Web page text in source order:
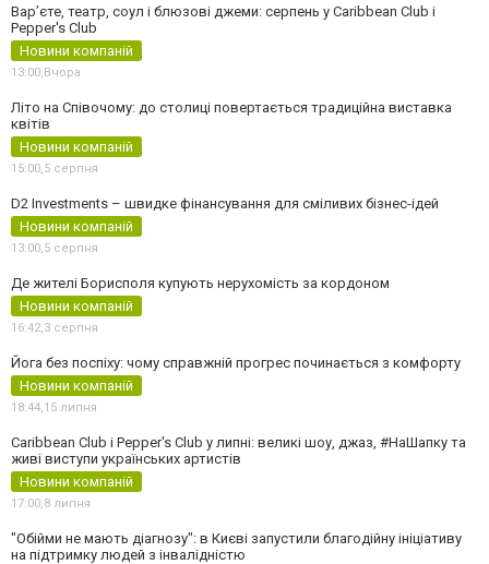
Вар’єте, театр, соул і блюзові джеми: серпень у Caribbean Club і
Pepper's Club
Новини компаній
13:00,Вчора
Літо на Співочому: до столиці повертається традиційна виставка
квітів
Новини компаній
15:00,5 серпня
D2 Investments – швидке фінансування для сміливих бізнес-ідей
Новини компаній
13:00,5 серпня
Де жителі Борисполя купують нерухомість за кордоном
Новини компаній
16:42,3 серпня
Йога без поспіху: чому справжній прогрес починається з комфорту
Новини компаній
18:44,15 липня
Caribbean Club і Pepper's Club у липні: великі шоу, джаз, #НаШапку та
живі виступи українських артистів
Новини компаній
17:00,8 липня
"Обійми не мають діагнозу": в Києві запустили благодійну ініціативу
на підтримку людей з інвалідністю